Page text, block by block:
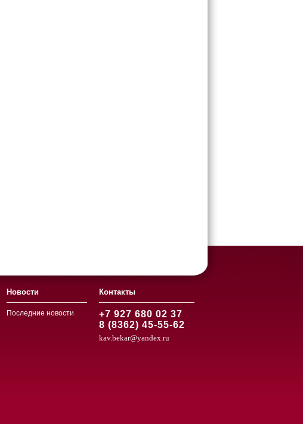
Новости
Последние новости
Контакты
+7 927 680 02 37
8 (8362) 45-55-62
kav.bekar@yandex.ru